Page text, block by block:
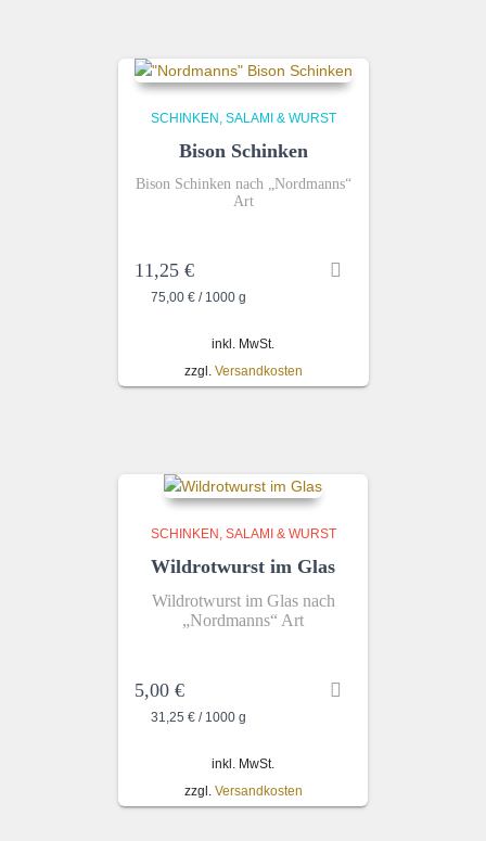
SCHINKEN, SALAMI & WURST
Bison Schinken
Bison Schinken nach „Nordmanns“
Art
11,25 €
75,00 €/ 1000 g
inkl. MwSt.
zzgl. Versandkosten
SCHINKEN, SALAMI & WURST
Wildrotwurst im Glas
Wildrotwurst im Glas nach
„Nordmanns“ Art
5,00 €
31,25 € / 1000 g
inkl. MwSt.
zzgl. Versandkosten